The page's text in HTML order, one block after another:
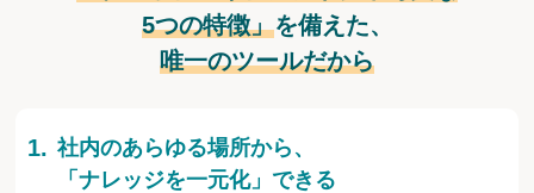
5つの特徴」を備えた、
唯一のツールだから
社内のあらゆる場所から、
「ナレッジを一元化」できる